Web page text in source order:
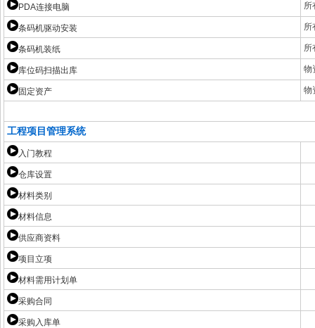
PDA连接电脑 所
条码机驱动安装 所
条码机装纸 所
库位码扫描出库 物
固定资产 物
工程项目管理系统
入门教程
仓库设置
材料类别
材料信息
供应商资料
项目立项
材料需用计划单
采购合同
采购入库单